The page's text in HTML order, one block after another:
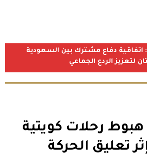
اتفاقية دفاع مشترك بين السعودية
لتعزيز الردع الجماعي
هبوط رحلات كويتية
تعليق الحركة